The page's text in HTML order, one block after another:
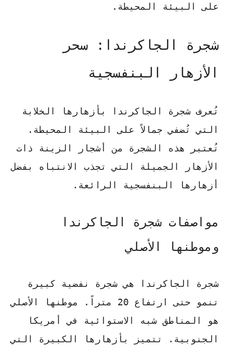
على البيئة المحيطة.
شجرة الجاكرندا: سحر
الأزهار البنفسجية
تُعرف شجرة الجاكرندا بأزهارها الخلابة
التي تُضفي جمالاً على البيئة المحيطة.
تُعتبر هذه الشجرة من
أشجار الزينة ذات
الأزهار الجميلة التي تجذب الانتباه بفضل
أزهارها البنفسجية الرائعة.
مواصفات شجرة الجاكرندا
وموطنها الأصلي
شجرة الجاكرندا هي شجرة نفضية كبيرة
تنمو حتى ارتفاع 20 متراً. موطنها الأصلي
هو المناطق شبه الاستوائية في أمريكا
الجنوبية. تتميز بأزهارها الكبيرة التي